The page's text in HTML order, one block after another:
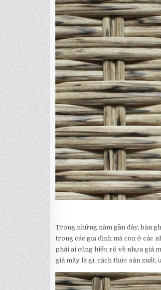
Trong những năm gần đây, bàn
trong các gia đình mà còn ở các
phải ai cũng hiểu rõ về nhựa giả
giả mây là gì, cách thức sản